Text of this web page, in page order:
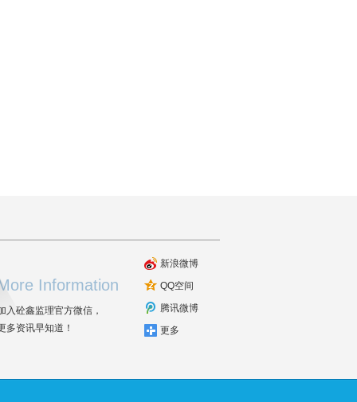
Information
入砼鑫监理官方微信，
多资讯早知道！
新浪微博
QQ空间
腾讯微博
更多